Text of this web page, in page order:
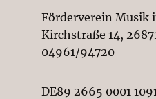
Förderverein Musik
Kirchstraße 14,
04961/94720
DE89 2665 0001